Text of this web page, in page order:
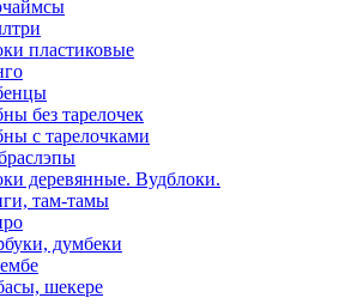
пластиковые
без тарелочек
с тарелочками
деревянные. Вудблоки.
там-тамы
думбеки
шекере